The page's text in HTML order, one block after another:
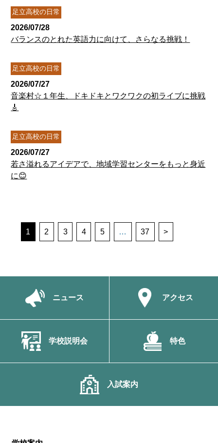
足立高校の日常
2026/07/28
バランスのとれた英語力に向けて、さらなる挑戦！
足立高校の日常
2026/07/27
音楽村☆１年生、ドキドキとワクワクの初ライブに挑戦
🎸
足立高校の日常
2026/07/27
若さ溢れるアイデアで、地域学習センターをもっと身近
に😊
1 2 3 4 5 … 37 >
ニュース アクセス
学校説明会 特色
入試案内